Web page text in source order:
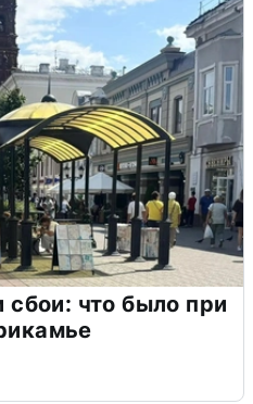
что было при